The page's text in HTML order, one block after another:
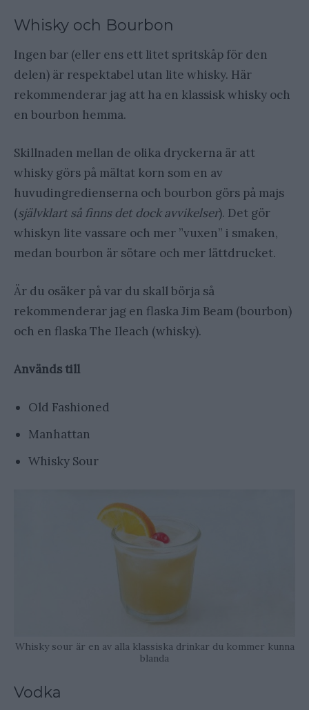
Whisky och Bourbon
Ingen bar (eller ens ett litet spritskåp för den
delen) är respektabel utan lite whisky. Här
rekommenderar jag att ha en klassisk whisky och
en bourbon hemma.
Skillnaden mellan de olika dryckerna är att
whisky görs på mältat korn som en av
huvudingredienserna och bourbon görs på majs
(självklart så finns det dock avvikelser). Det gör
whiskyn lite vassare och mer ”vuxen” i smaken,
medan bourbon är sötare och mer lättdrucket.
Är du osäker på var du skall börja så
rekommenderar jag en flaska Jim Beam (bourbon)
och en flaska The Ileach (whisky).
Används till
Old Fashioned
Manhattan
Whisky Sour
Whisky sour är en av alla klassiska drinkar du kommer kunna
blanda
Vodka